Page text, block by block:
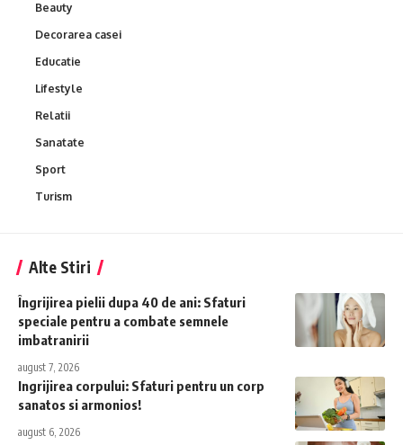
Beauty
Decorarea casei
Educatie
Lifestyle
Relatii
Sanatate
Sport
Turism
Alte Stiri
Îngrijirea pielii dupa 40 de ani: Sfaturi
speciale pentru a combate semnele
imbatranirii
august 7, 2026
Ingrijirea corpului: Sfaturi pentru un corp
sanatos si armonios!
august 6, 2026